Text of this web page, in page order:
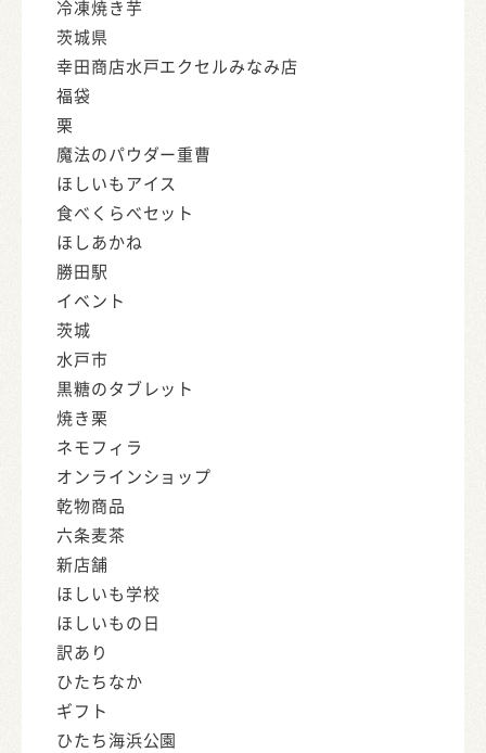
冷凍焼き芋
茨城県
幸田商店水戸エクセルみなみ店
福袋
栗
魔法のパウダー重曹
ほしいもアイス
食べくらべセット
ほしあかね
勝田駅
イベント
茨城
水戸市
黒糖のタブレット
焼き栗
ネモフィラ
オンラインショップ
乾物商品
六条麦茶
新店舗
ほしいも学校
ほしいもの日
訳あり
ひたちなか
ギフト
ひたち海浜公園